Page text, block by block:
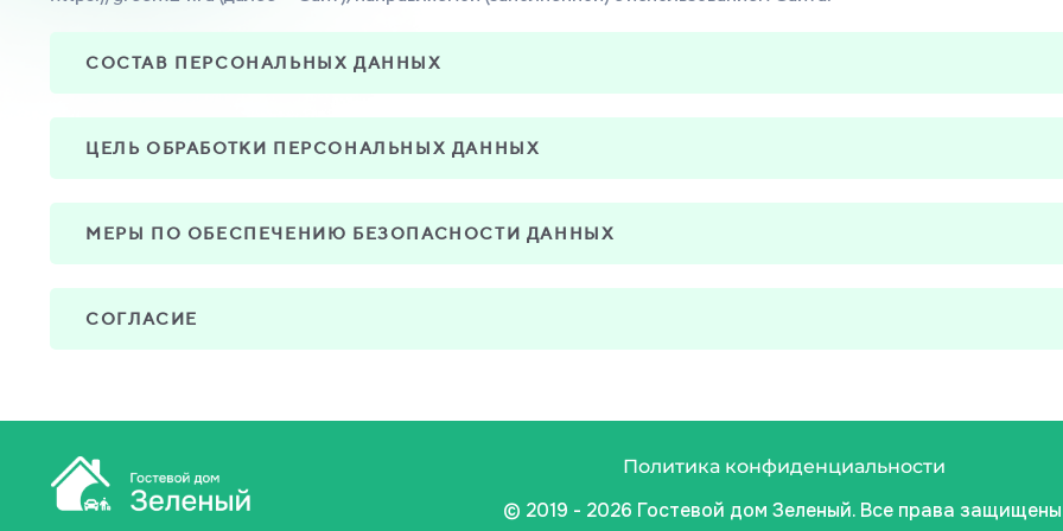
СОСТАВ ПЕРСОНАЛЬНЫХ ДАННЫХ
ЦЕЛЬ ОБРАБОТКИ ПЕРСОНАЛЬНЫХ ДАННЫХ
МЕРЫ ПО ОБЕСПЕЧЕНИЮ БЕЗОПАСНОСТИ ДАННЫХ
СОГЛАСИЕ
Политика конфиденциальности
© 2019 - 2026 Гостевой дом Зеленый. Все права